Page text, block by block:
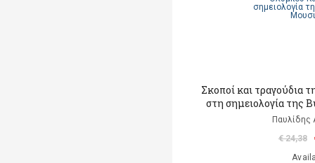
Σκοποί και τραγούδια
στη σημειολογία της
Παυλίδης
€ 24,38